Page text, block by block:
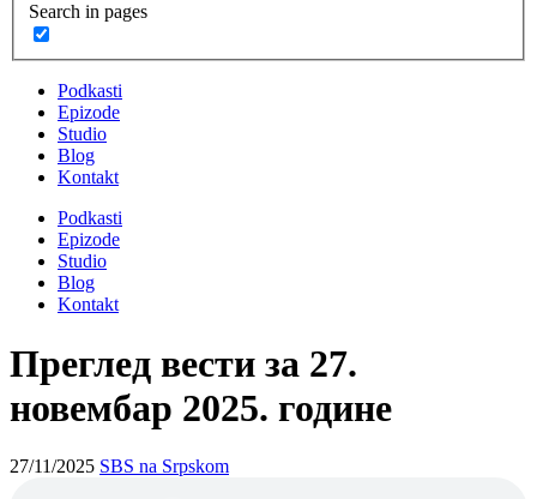
Search in pages
Podkasti
Epizode
Studio
Blog
Kontakt
Podkasti
Epizode
Studio
Blog
Kontakt
Преглед вести за 27.
новембар 2025. године
27/11/2025 SBS na Srpskom